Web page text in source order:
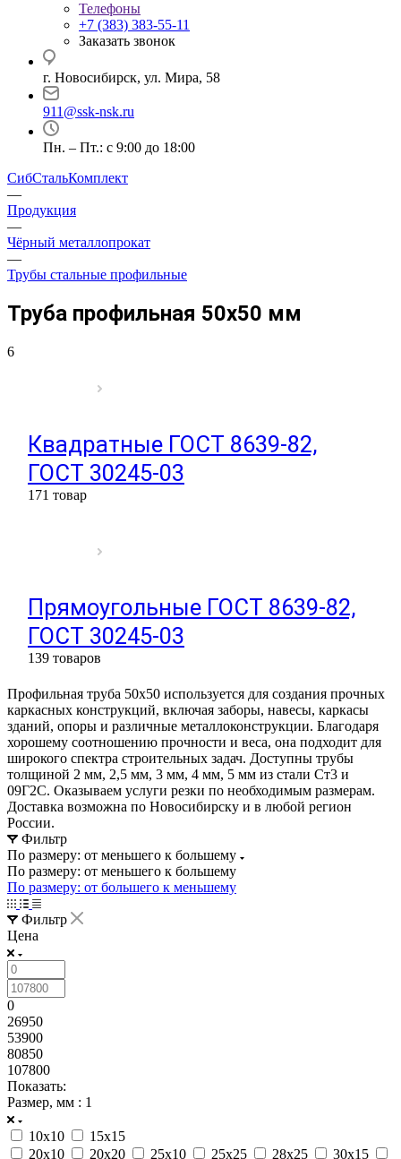
Телефоны
+7 (383) 383-55-11
Заказать звонок
г. Новосибирск, ул. Мира, 58
911@ssk-nsk.ru
Пн. – Пт.: с 9:00 до 18:00
СибСтальКомплект
—
Продукция
—
Чёрный металлопрокат
—
Трубы стальные профильные
Труба профильная 50х50 мм
6
Квадратные ГОСТ 8639-82,
ГОСТ 30245-03
171 товар
Прямоугольные ГОСТ 8639-82,
ГОСТ 30245-03
139 товаров
Профильная труба 50х50 используется для создания прочных
каркасных конструкций, включая заборы, навесы, каркасы
зданий, опоры и различные металлоконструкции. Благодаря
хорошему соотношению прочности и веса, она подходит для
широкого спектра строительных задач. Доступны трубы
толщиной 2 мм, 2,5 мм, 3 мм, 4 мм, 5 мм из стали Ст3 и
09Г2С. Оказываем услуги резки по необходимым размерам.
Доставка возможна по Новосибирску и в любой регион
России.
Фильтр
По размеру: от меньшего к большему
По размеру: от меньшего к большему
По размеру: от большего к меньшему
Фильтр
Цена
0
26950
53900
80850
107800
Показать:
Размер, мм : 1
10х10
15х15
20х10
20х20 25х10 25х25 28х25 30х15